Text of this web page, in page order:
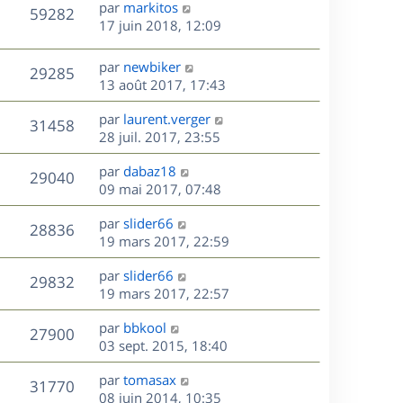
e
n
i
e
r
m
e
s
s
a
g
e
59282V
u
e
D
e
n
i
e
r
m
e
s
s
a
g
e
par markitos
17 juin 2018, 12:09
29285V
u
e
s
D
e
r
n
i
e
r
m
e
s
s
a
g
e
par newbiker
13 août 2017, 17:43
31458V
u
D
e
r
n
i
e
r
m
e
s
s
a
g
e
par laurent.verger
28 juil. 2017, 23:55
29040V
u
e
s
D
e
r
n
i
e
r
m
e
s
s
a
g
par dabaz18
09 mai 2017, 07:48
28836V
u
e
s
D
e
r
n
i
e
r
m
e
s
par slider66
19 mars 2017, 22:59
29832V
u
s
D
e
r
n
i
e
r
par slider66
19 mars 2017, 22:57
27900V
u
D
e
r
n
i
par bbkool
03 sept. 2015, 18:40
31770V
D
e
par tomasax
08 juin 2014, 10:35